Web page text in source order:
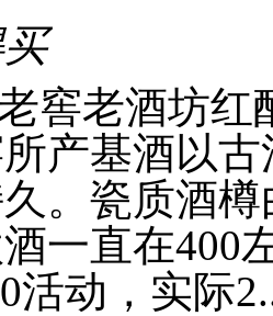
酒坊红酝
产基酒以
。瓷质酒
一直在400
活动，实际